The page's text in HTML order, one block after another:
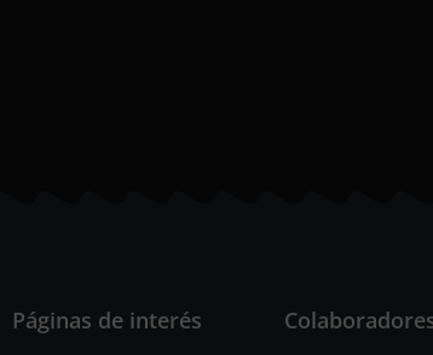
Páginas de interés